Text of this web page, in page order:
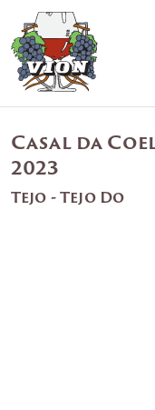
Casal da
2023
Tejo - Tejo Do